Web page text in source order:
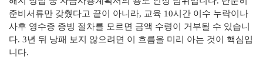
준비서류만 갖췄다고 끝이 아니라, 교육 10시간 이수 누락이나
사후 영수증 증빙 절차를 모르면 금액 수령이 거부될 수 있습니
다. 3년 뒤 낭패 보지 않으려면 이 흐름을 미리 아는 것이 핵심입
니다.